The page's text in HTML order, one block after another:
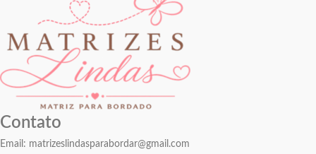
Contato
Email: matrizeslindasparabordar@gmail.com